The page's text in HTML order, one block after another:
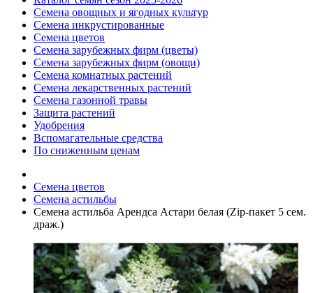
Семена овощных и ягодных культур
Семена инкрустированные
Семена цветов
Семена зарубежных фирм (цветы)
Семена зарубежных фирм (овощи)
Семена комнатных растений
Семена лекарственных растений
Семена газонной травы
Защита растений
Удобрения
Вспомагательные средства
По сниженным ценам
Семена цветов
Семена астильбы
Семена астильба Арендса Астари белая (Zip-пакет 5 сем.
драж.)